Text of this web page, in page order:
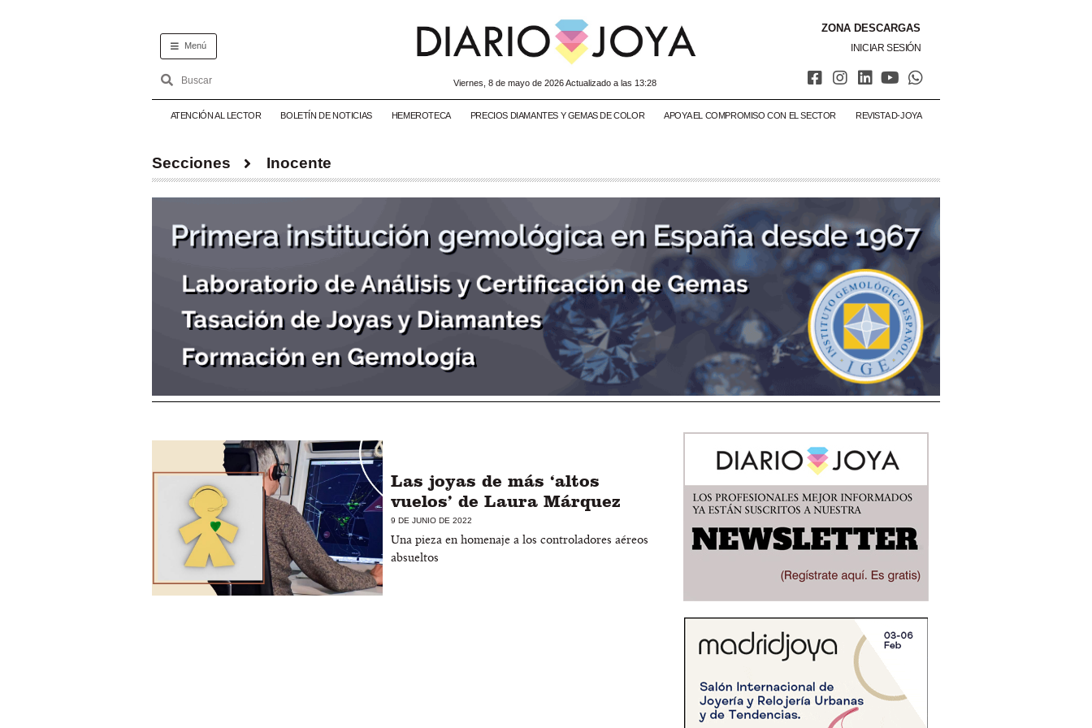
Menú
viernes, 8 de mayo de 2026 Actualizado a las 13:28
ZONA DESCARGAS
INICIAR SESIÓN
ATENCIÓN AL LECTOR BOLETÍN DE NOTICIAS HEMEROTECA PRECIOS DIAMANTES Y GEMAS DE COLOR APOYA EL COMPROMISO CON EL SECTOR REVISTA D-JOYA
Secciones Inocente
Las joyas de más ‘altos
vuelos’ de Laura Márquez
9 DE JUNIO DE 2022
Una pieza en homenaje a los controladores aéreos
absueltos